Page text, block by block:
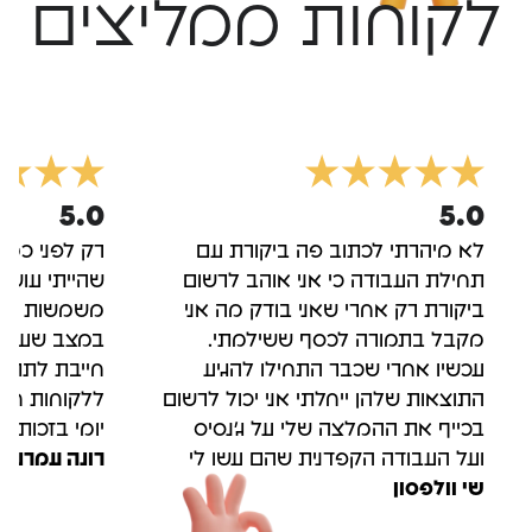
לקוחות ממליצים
5.0
לא מיהרתי לכתוב פה ביקורת עם
תחילת העבודה כי אני אוהב לרשום
ביקורת רק אחרי שאני בודק מה אני
מקבל בתמורה לכסף ששילמתי.
עכשיו אחרי שכבר התחילו להגיע
התוצאות שלהן ייחלתי אני יכול לרשום
בכייף את ההמלצה שלי על ג'נסיס
ועל העבודה הקפדנית שהם עשו לי
שי וולפסון
5.0
רק לפני
שהייתי
משמשות לי
במצב
חייבת לתת
ללקוחות
יומי
רונה עמרני